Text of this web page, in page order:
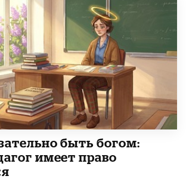
быть богом:
имеет право